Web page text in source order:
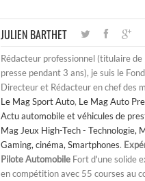
JULIEN BARTHET
Rédacteur professionnel (titulaire de
presse pendant 3 ans), je suis le
Directeur et Rédacteur en chef des
Le Mag Sport Auto, Le Mag Auto
Actu automobile et véhicules de
Mag Jeux High-Tech - Technologie,
Gaming, cinéma, Smartphones.
Pilote Automobile Fort d'une solide
en compétition avec 55 courses au